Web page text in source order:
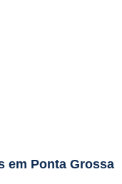
em Ponta Grossa